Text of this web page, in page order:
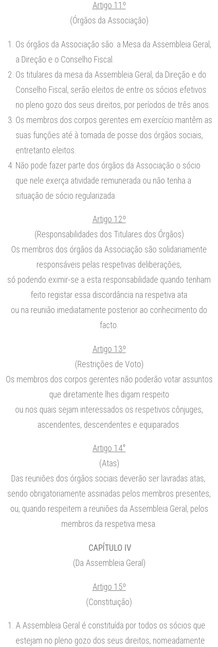
Artigo 11º
(Órgãos da Associação)
Os órgãos da Associação são: a Mesa da Assembleia Geral,
a Direção e o Conselho Fiscal.
Os titulares da mesa da Assembleia Geral, da Direção e do
Conselho Fiscal, serão eleitos de entre os sócios efetivos
no pleno gozo dos seus direitos, por períodos de três anos.
Os membros dos corpos gerentes em exercício mantêm as
suas funções até à tomada de posse dos órgãos sociais,
entretanto eleitos.
Não pode fazer parte dos órgãos da Associação o sócio
que nele exerça atividade remunerada ou não tenha a
situação de sócio regularizada.
Artigo 12º
(Responsabilidades dos Titulares dos Órgãos)
Os membros dos órgãos da Associação são solidariamente
responsáveis pelas respetivas deliberações,
só podendo eximir-se a esta responsabilidade quando tenham
feito registar essa discordância na respetiva ata
ou na reunião imediatamente posterior ao conhecimento do
facto.
Artigo 13º
(Restrições de Voto)
Os membros dos corpos gerentes não poderão votar assuntos
que diretamente lhes digam respeito
ou nos quais sejam interessados os respetivos cônjuges,
ascendentes, descendentes e equiparados.
Artigo 14°
(Atas)
Das reuniões dos órgãos sociais deverão ser lavradas atas,
sendo obrigatoriamente assinadas pelos membros presentes,
ou, quando respeitem a reuniões da Assembleia Geral, pelos
membros da respetiva mesa.
CAPÍTULO IV
(Da Assembleia Geral)
Artigo 15º
(Constituição)
A Assembleia Geral é constituída por todos os sócios que
estejam no pleno gozo dos seus direitos, nomeadamente